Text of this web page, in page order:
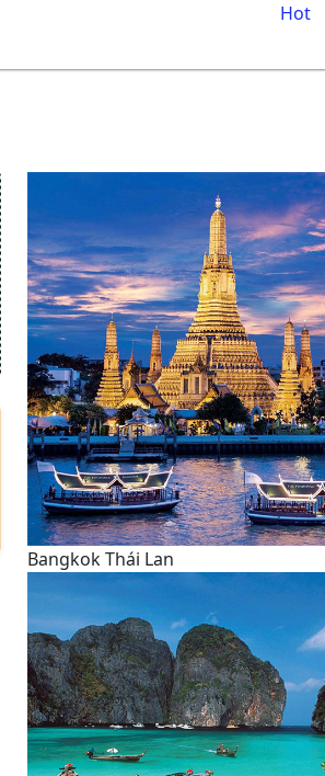
Hot
Bangkok Thái Lan